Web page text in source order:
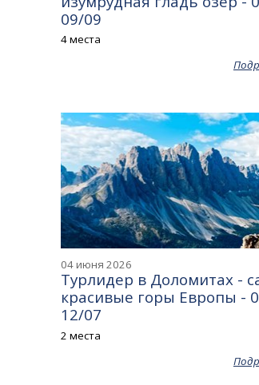
09/09
4 места
04 июня 2026
Турлидер в Доломитах -
красивые горы Европы -
12/07
2 места